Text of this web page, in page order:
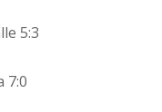
5:3
7:0